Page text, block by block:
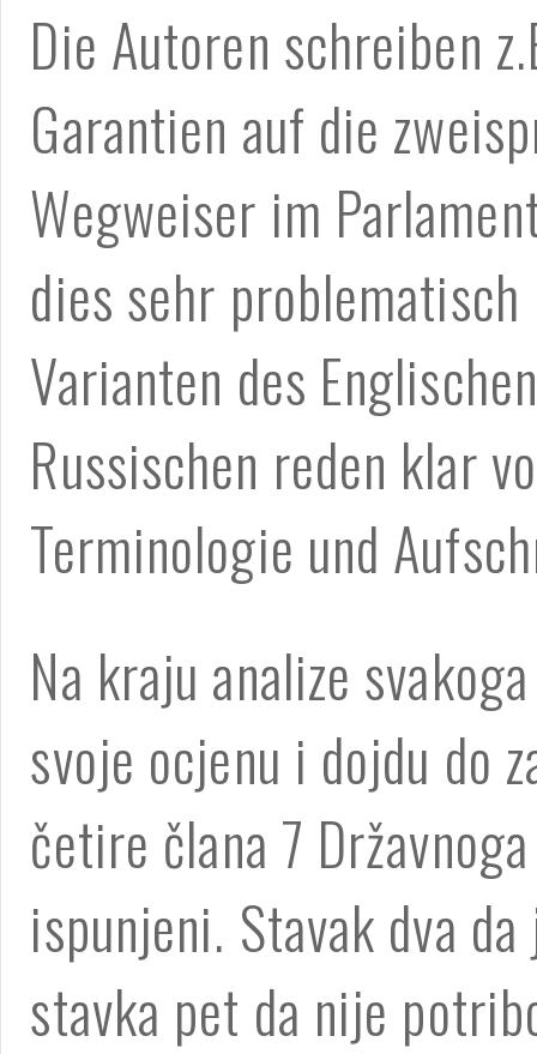
Die Autoren schreiben
Garantien auf die
Wegweiser im
dies sehr
Varianten des
Russischen reden klar
Terminologie und
Na kraju analize
svoje ocjenu i dojdu do
četire člana 7
ispunjeni. Stavak dva
stavka pet da nije